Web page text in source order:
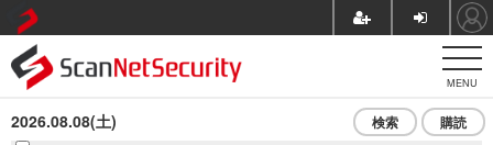
MENU
2026.08.08(土) 検索 購読